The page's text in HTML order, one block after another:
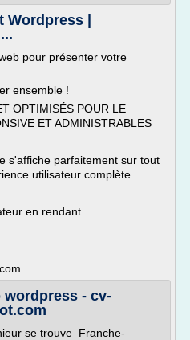
|
pour présenter votre
ensemble !
OPTIMISÉS POUR LE
ET ADMINISTRABLES
s'affiche parfaitement sur tout
utilisateur complète.
en rendant...
wordpress - cv-
se trouve Franche-